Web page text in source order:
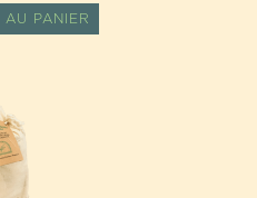
AU PANIER